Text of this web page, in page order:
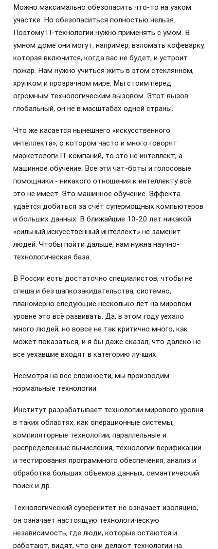
Можно максимально обезопасить что-то на узком
участке. Но обезопаситься полностью нельзя.
Поэтому IT-технологии нужно применять с умом. В
умном доме они могут, например, взломать кофеварку,
которая включится, когда вас не будет, и устроит
пожар. Нам нужно учиться жить в этом стеклянном,
хрупком и прозрачном мире. Мы стоим перед
огромным технологическим вызовом. Этот вызов
глобальный, он не в масштабах одной страны.
Что же касается нынешнего «искусственного
интеллекта», о котором часто и много говорят
маркетологи IT-компаний, то это не интеллект, а
машинное обучение. Все эти чат-боты и голосовые
помощники - никакого отношения к интеллекту всё
это не имеет. Это машинное обучение. Эффекта
удаётся добиться за счёт супермощных компьютеров
и больших данных. В ближайшие 10-20 лет никакой
«сильный искусственный интеллект» не заменит
людей. Чтобы пойти дальше, нам нужна научно-
технологическая база.
В России есть достаточно специалистов, чтобы не
спеша и без шапкозакидательства, системно,
планомерно следующие несколько лет на мировом
уровне это всё развивать. Да, в этом году уехало
много людей, но вовсе не так критично много, как
может показаться, и я бы даже сказал, что далеко не
все уехавшие входят в категорию лучших.
Несмотря на все сложности, мы производим
нормальные технологии.
Институт разрабатывает технологии мирового уровня
в таких областях, как операционные системы,
компиляторные технологии, параллельные и
распределенные вычисления, технологии верификации
и тестирования программного обеспечения, анализ и
обработка больших объемов данных, семантический
поиск и др.
Технологический суверенитет не означает изоляцию,
он означает настоящую технологическую
независимость, где люди, которые остаются и
работают, видят, что они делают технологии на